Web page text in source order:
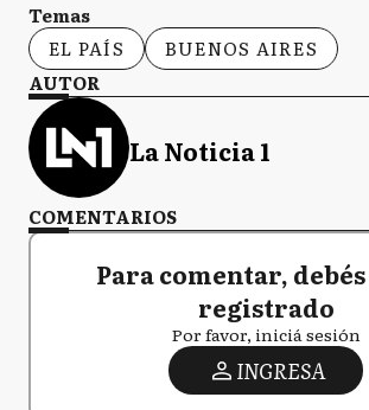
Temas
EL PAÍS
BUENOS AIRES
AUTOR
La Noticia 1
COMENTARIOS
Para comentar,
registrado
Por favor, iniciá sesión
INGRESA